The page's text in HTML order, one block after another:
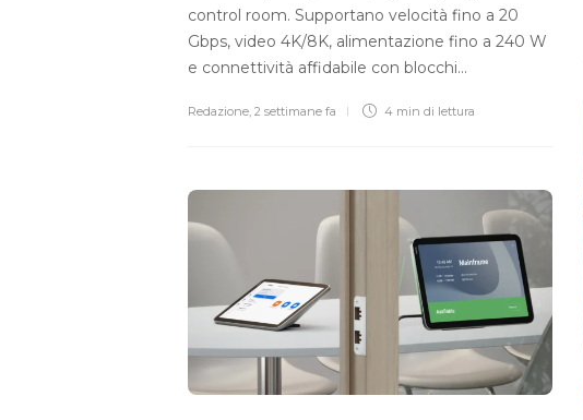
control room. Supportano velocità fino a 20
Gbps, video 4K/8K, alimentazione fino a 240 W
e connettività affidabile con blocchi…
Redazione, 2 settimane fa 4 min di lettura